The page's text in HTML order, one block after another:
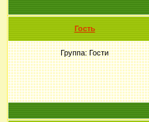
Гость
Группа: Гости